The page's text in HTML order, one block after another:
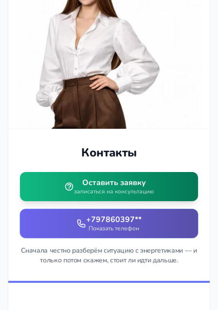
Контакты
Оставить заявку
записаться на консультацию
+797860397**
Показать телефон
Сначала честно разберём ситуацию с энергетиками — и
только потом скажем, стоит ли идти дальше.